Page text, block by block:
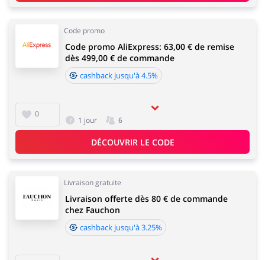
Code promo
0
Code promo AliExpress: 63,00 € de remise
dès 499,00 € de commande
cashback jusqu'à 4.5%
1 jour 6
DÉCOUVRIR LE CODE
Livraison gratuite
Livraison offerte dès 80 € de commande
chez Fauchon
cashback jusqu'à 3.25%